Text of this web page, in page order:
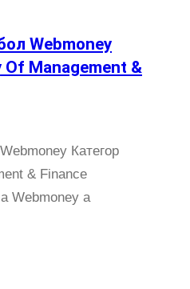
Webmoney
Of Management &
Категор
& Finance
Webmoney а